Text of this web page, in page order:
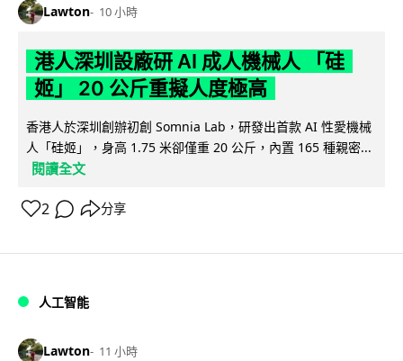
Lawton 10 小時
港人深圳設廠研 AI 成人機械人 「硅
姬」 20 公斤重擬人度極高
香港人於深圳創辦初創 Somnia Lab，研發出首款 AI 性愛機械
人「硅姬」，身高 1.75 米卻僅重 20 公斤，內置 165 種親密...
閱讀全文
2 分享
人工智能
Lawton 11 小時